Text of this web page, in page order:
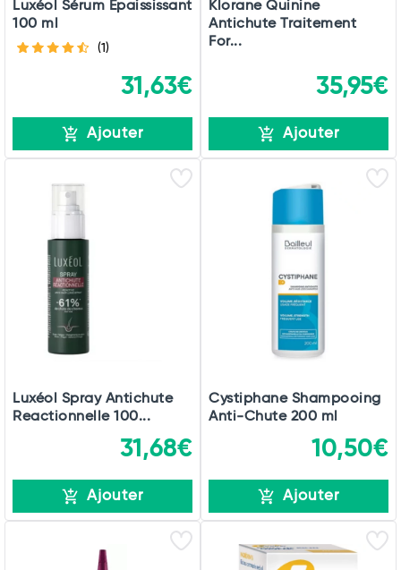
Luxéol Sérum Epaississant
100 ml
(1)
31,63€
Ajouter
Klorane Quinine
Antichute Traitement
For...
35,95€
Ajouter
Luxéol Spray Antichute
Reactionnelle 100...
31,68€
Ajouter
Cystiphane Shampooing
Anti-Chute 200 ml
10,50€
Ajouter